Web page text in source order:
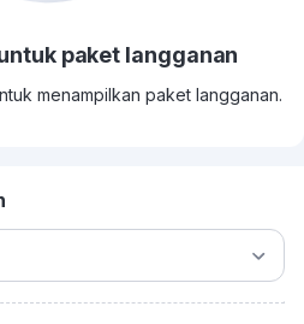
paket langganan
menampilkan paket langganan.